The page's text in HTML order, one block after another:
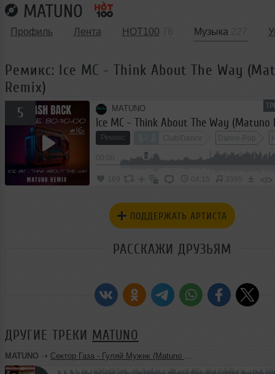
MATUNO
Профиль Лента HOT100 Музыка
Ремикс: Ice MC - Think About The Way
Remix)
5 MATUNO
Ice MC - Think About The Way (Matuno
Ремикс Club/Dance Dance-Pop
169 04:15 3395 </>
ПОДДЕРЖАТЬ АРТИСТА
РАССКАЖИ ДРУЗЬЯМ
ДРУГИЕ ТРЕКИ MATUNO
MATUNO ➝ Сектор Газа - Гуляй Мужик (Matuno Radio Remix)